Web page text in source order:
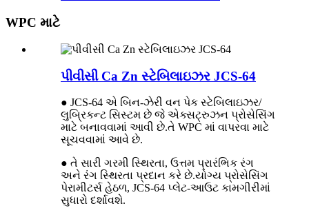
WPC માટે
પીવીસી Ca Zn સ્ટેબિલાઇઝર JCS-64
● JCS-64 એ બિન-ઝેરી વન પેક સ્ટેબિલાઇઝર/
લુબ્રિકન્ટ સિસ્ટમ છે જે એક્સટ્રુઝન પ્રોસેસિંગ
માટે બનાવવામાં આવી છે.તે WPC માં વાપરવા માટે
સૂચવવામાં આવે છે.
● તે સારી ગરમી સ્થિરતા, ઉત્તમ પ્રારંભિક રંગ
અને રંગ સ્થિરતા પ્રદાન કરે છે.યોગ્ય પ્રોસેસિંગ
પેરામીટર્સ હેઠળ, JCS-64 પ્લેટ-આઉટ કામગીરીમાં
સુધારો દર્શાવશે.